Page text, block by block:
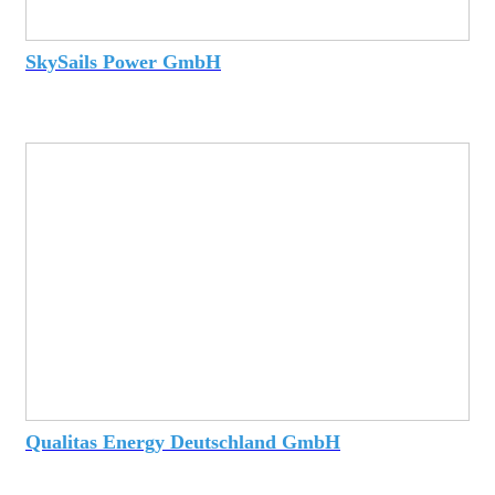
SkySails Power GmbH
Qualitas Energy Deutschland GmbH